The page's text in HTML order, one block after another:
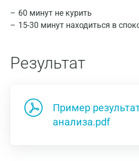
60 минут не курить
15-30 минут находиться в
Результат
Пример
анализа.pdf